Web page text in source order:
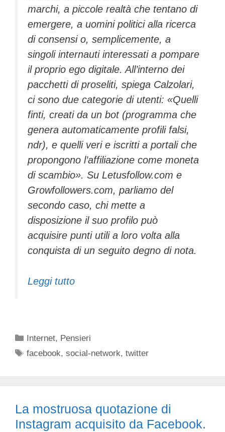
marchi, a piccole realtà che tentano di
emergere, a uomini politici alla ricerca
di consensi o, semplicemente, a
singoli internauti interessati a pompare
il proprio ego digitale. All’interno dei
pacchetti di proseliti, spiega Calzolari,
ci sono due categorie di utenti: «Quelli
finti, creati da un bot (programma che
genera automaticamente profili falsi,
ndr), e quelli veri e iscritti a portali che
propongono l’affiliazione come moneta
di scambio». Su Letusfollow.com e
Growfollowers.com, parliamo del
secondo caso, chi mette a
disposizione il suo profilo può
acquisire punti utili a loro volta alla
conquista di un seguito degno di nota.
Leggi tutto
Categorie
Internet, Pensieri
Tag
facebook,social-network,twitter
La mostruosa quotazione di
Instagram acquisito da Facebook.